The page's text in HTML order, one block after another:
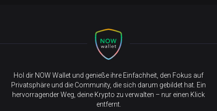
Hol dir NOW Wallet und genieße ihre Einfachheit, den Fokus auf
Privatsphäre und die Community, die sich darum gebildet hat. Ein
hervorragender Weg, deine Krypto zu verwalten – nur einen Klick
entfernt.